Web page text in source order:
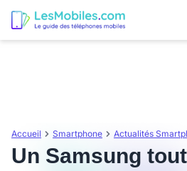
Accueil Smartphone Actualités
Un Samsung